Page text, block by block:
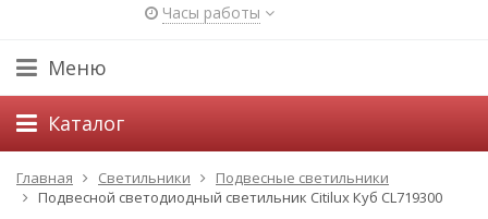
Часы работы
Меню
Каталог
Главная Светильники
Подвесные светильники
Подвесной светодиодный светильник Citilux Куб CL719300